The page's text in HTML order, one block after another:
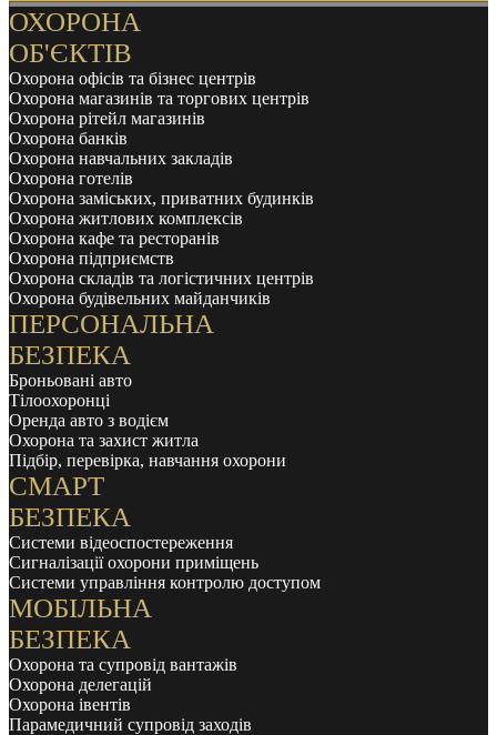
ОХОРОНА
ОБ'ЄКТІВ
Охорона офісів та бізнес центрів
Охорона магазинів та торгових центрів
Охорона рітейл магазинів
Охорона банків
Охорона навчальних закладів
Охорона готелів
Охорона заміських, приватних будинків
Охорона житлових комплексів
Охорона кафе та ресторанів
Охорона підприємств
Охорона складів та логістичних центрів
Охорона будівельних майданчиків
ПЕРСОНАЛЬНА
БЕЗПЕКА
Броньовані авто
Тілоохоронці
Оренда авто з водієм
Охорона та захист житла
Підбір, перевірка, навчання охорони
СМАРТ
БЕЗПЕКА
Системи відеоспостереження
Сигналізації охорони приміщень
Системи управління контролю доступом
МОБІЛЬНА
БЕЗПЕКА
Охорона та супровід вантажів
Охорона делегацій
Охорона івентів
Парамедичний супровід заходів